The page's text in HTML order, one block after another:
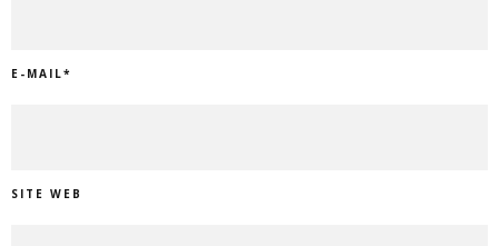
E-MAIL*
SITE WEB